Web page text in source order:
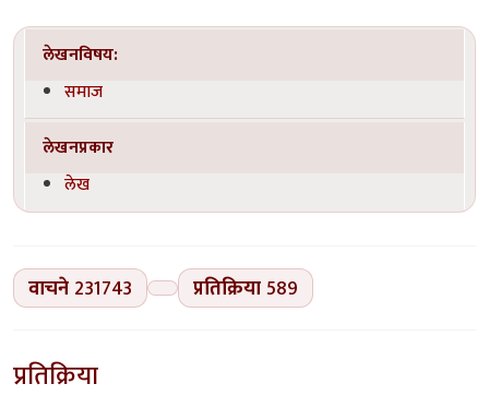
लेखनविषय:
समाज
लेखनप्रकार
लेख
वाचने 231743 प्रतिक्रिया589
प्रतिक्रिया